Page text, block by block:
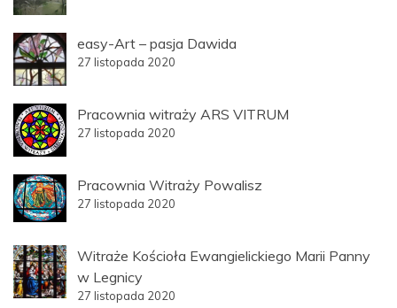
easy-Art – pasja Dawida
27 listopada 2020
Pracownia witraży ARS VITRUM
27 listopada 2020
Pracownia Witraży Powalisz
27 listopada 2020
Witraże Kościoła Ewangielickiego Marii Panny
w Legnicy
27 listopada 2020